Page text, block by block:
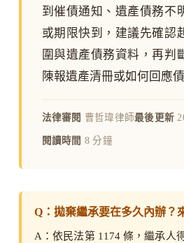
到催債通知、遺產債務不
或期限快到，建議先確認
圍與遺產債務資料，再判
陳報遺產清冊或如何回應
法律審閱 曹哲瑋律師最後更新
閱讀時間 8 分鐘
Q：拋棄繼承要在多久內辦？
A：依民法第 1174 條，繼承人